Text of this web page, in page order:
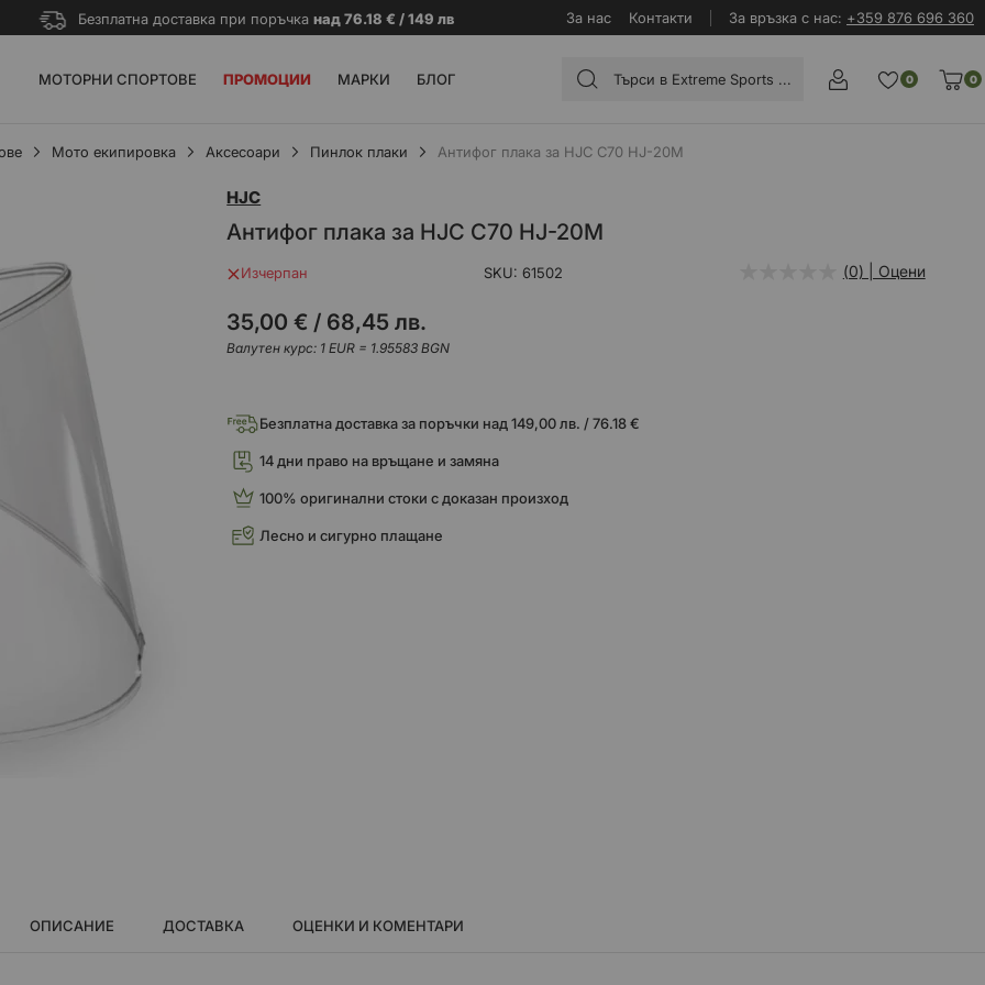
Безплатна доставка при поръчка над 76.18 € / 149 лв За нас Контакти За връзка с нас: +359 876 696 360
МОТОРНИ СПОРТОВЕ ПРОМОЦИИ МАРКИ БЛОГ 0
0
Мото екипировка Аксесоари Пинлок плаки Антифог плака за HJC C70 HJ-20M
Антифог плака за HJC C70 HJ-20M
HJC
Изчерпан SKU 61502 (0) | Оцени
35,00 € / 68,45 лв.
Валутен курс: 1 EUR = 1.95583 BGN
Безплатна доставка за поръчки над 149,00 лв. / 76.18 €
14 дни право на връщане и замяна
100% оригинални стоки с доказан произход
Лесно и сигурно плащане
ОПИСАНИЕ ДОСТАВКА ОЦЕНКИ И КОМЕНТАРИ